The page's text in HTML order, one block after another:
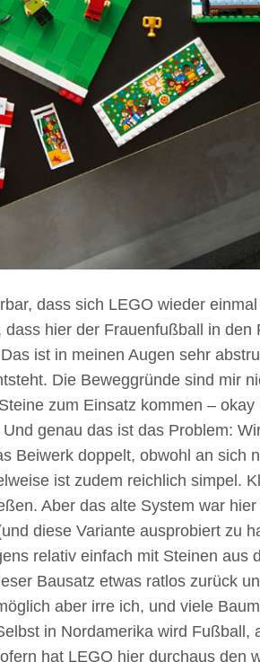
dass sich LEGO wieder
hier der Frauenfußball in den
ist in meinen Augen sehr
Die Beweggründe sind mir
zum Einsatz kommen –
genau das ist das Problem:
Beiwerk doppelt, obwohl an sich
ist zudem reichlich simpel.
Aber das alte System war
diese Variante ausprobiert zu
relativ einfach mit Steinen aus
Bausatz etwas ratlos zurück
aber irre ich, und viele
in Nordamerika wird Fußball,
hat LEGO hier durchaus den